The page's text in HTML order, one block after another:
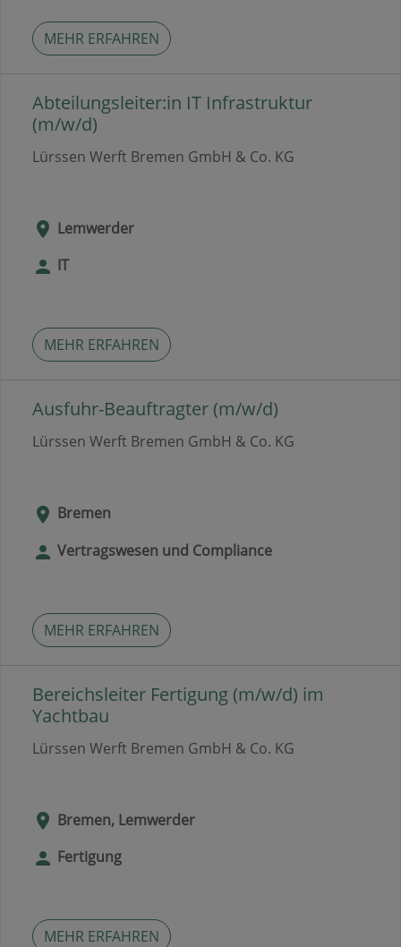
MEHR ERFAHREN
Abteilungsleiter:in IT Infrastruktur
(m/w/d)
Lürssen Werft Bremen GmbH & Co. KG
Lemwerder
IT
MEHR ERFAHREN
Ausfuhr-Beauftragter (m/w/d)
Lürssen Werft Bremen GmbH & Co. KG
Bremen
Vertragswesen und Compliance
MEHR ERFAHREN
Bereichsleiter Fertigung (m/w/d) im
Yachtbau
Lürssen Werft Bremen GmbH & Co. KG
Bremen, Lemwerder
Fertigung
MEHR ERFAHREN